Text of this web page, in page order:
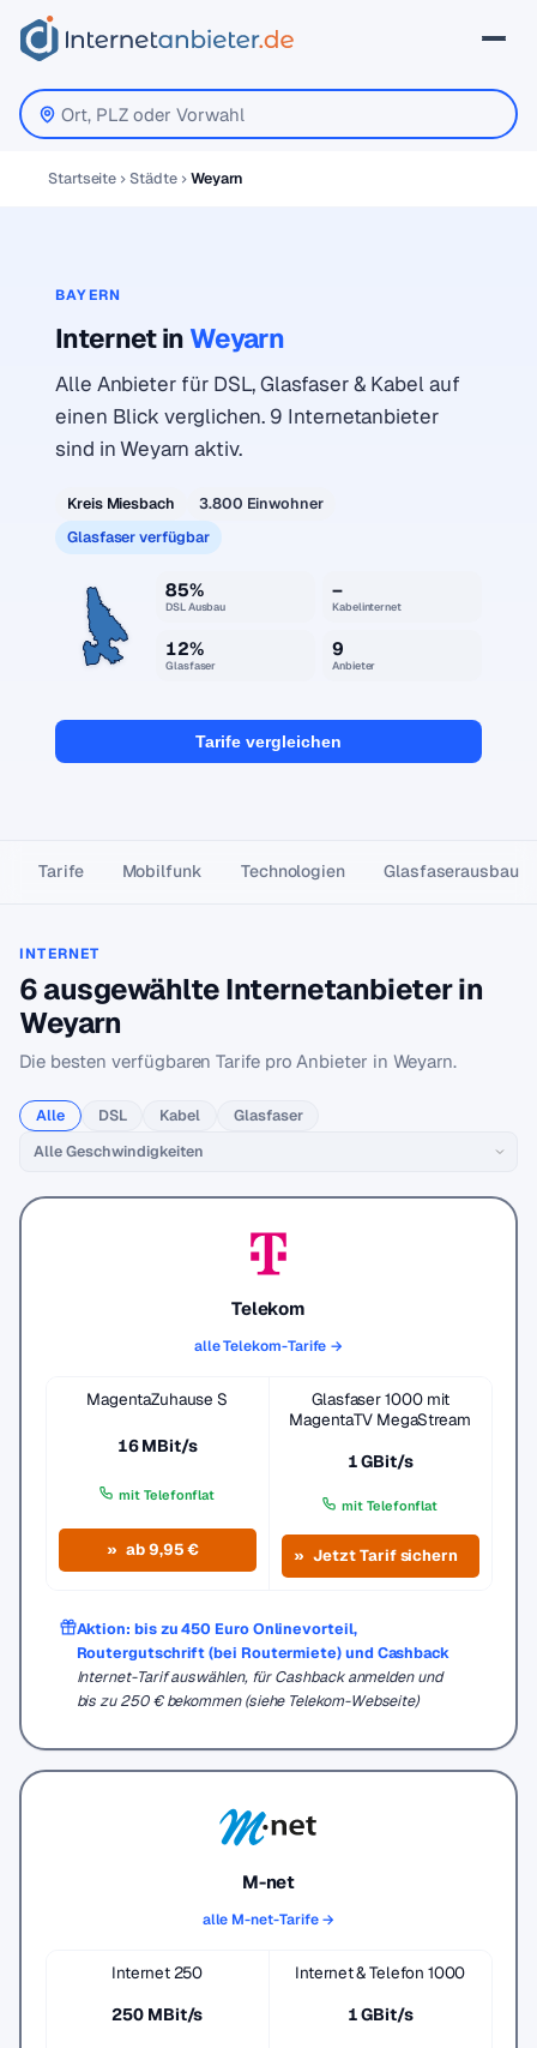
Startseite Städte Weyarn
BAYERN
Internet in Weyarn
Alle Anbieter für DSL, Glasfaser & Kabel auf
einen Blick verglichen. 9 Internetanbieter
sind in Weyarn aktiv.
Kreis Miesbach
3.800 Einwohner
Glasfaser verfügbar
85%
DSL Ausbau
–
Kabelinternet
12%
Glasfaser
9
Anbieter
Tarife vergleichen
Tarife Mobilfunk Technologien Glasfaser­ausbau
INTERNET
6 ausgewählte Internetanbieter in
Weyarn
Die besten verfügbaren Tarife pro Anbieter in Weyarn.
Alle DSL Kabel Glasfaser
Telekom
alle Telekom-Tarife →
MagentaZuhause S
16 MBit/s
mit Telefonflat
ab 9,95 €
Glasfaser 1000 mit
MagentaTV MegaStream
1 GBit/s
mit Telefonflat
Jetzt Tarif sichern
Aktion: bis zu 450 Euro Onlinevorteil,
Routergutschrift (bei Routermiete) und Cashback
Internet-Tarif auswählen, für Cashback anmelden und
bis zu 250 € bekommen (siehe Telekom-Webseite)
M-net
alle M-net-Tarife →
Internet 250
250 MBit/s
Internet & Telefon 1000
1 GBit/s